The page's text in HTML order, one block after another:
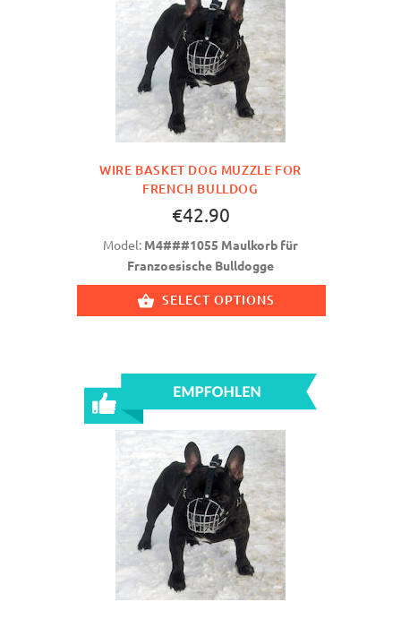
WIRE BASKET DOG MUZZLE FOR
FRENCH BULLDOG
€42.90
Model: M4###1055 Maulkorb für
Franzoesische Bulldogge
SELECT OPTIONS